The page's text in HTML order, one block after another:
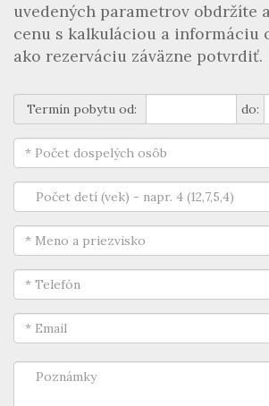
uvedených parametrov obdržíte
cenu s kalkuláciou a informáciu
ako rezerváciu záväzne potvrdiť.
Termín pobytu od: do: